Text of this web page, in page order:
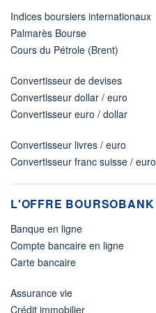
Indices boursiers internationaux
Palmarès Bourse
Cours du Pétrole (Brent)
Convertisseur de devises
Convertisseur dollar / euro
Convertisseur euro / dollar
Convertisseur livres / euro
Convertisseur franc suisse / euro
L'OFFRE BOURSOBANK
Banque en ligne
Compte bancaire en ligne
Carte bancaire
Assurance vie
Crédit immobilier